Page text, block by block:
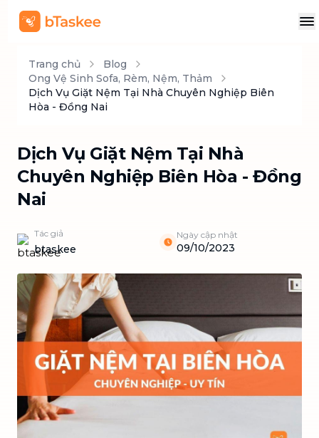
Trang chủ
Blog
Ong Vệ Sinh Sofa, Rèm, Nệm, Thảm
Dịch Vụ Giặt Nệm Tại Nhà Chuyên Nghiệp Biên
Hòa - Đồng Nai
Dịch Vụ Giặt Nệm Tại Nhà
Chuyên Nghiệp Biên Hòa - Đồng
Nai
Tác giả
btaskee
Ngày cập nhật
09/10/2023